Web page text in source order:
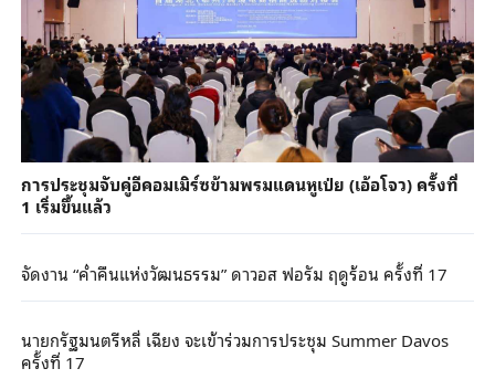
การประชุมจับคู่อีคอมเมิร์ซข้ามพรมแดนหูเป่ย (เอ้อโจว) ครั้งที่
1 เริ่มขึ้นแล้ว
จัดงาน “ค่ำคืนแห่งวัฒนธรรม” ดาวอส ฟอรัม ฤดูร้อน ครั้งที่ 17
นายกรัฐมนตรีหลี่ เฉียง จะเข้าร่วมการประชุม Summer Davos
ครั้งที่ 17